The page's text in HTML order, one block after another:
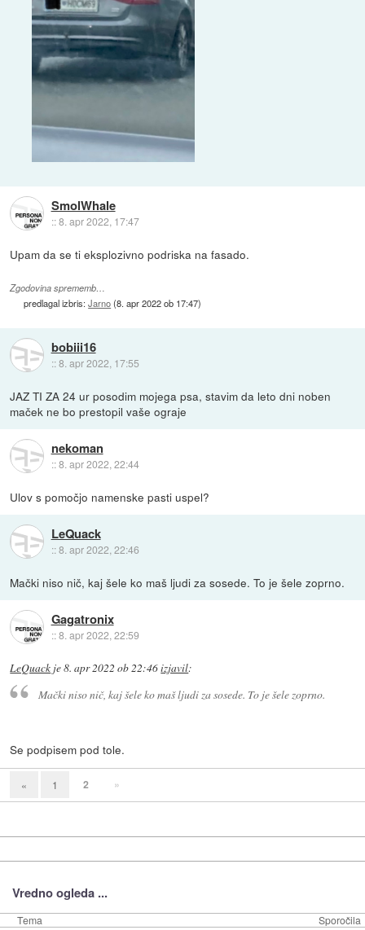
SmolWhale
::8. apr 2022, 17:47
Upam da se ti eksplozivno podriska na fasado.
Zgodovina sprememb…
predlagal izbris:Jarno(8. apr 2022 ob 17:47)
bobiii16
::8. apr 2022, 17:55
JAZ TI ZA 24 ur posodim mojega psa, stavim da leto dni noben
maček ne bo prestopil vaše ograje
nekoman
::8. apr 2022, 22:44
Ulov s pomočjo namenske pasti uspel?
LeQuack
::8. apr 2022, 22:46
Mački niso nič, kaj šele ko maš ljudi za sosede. To je šele zoprno.
Gagatronix
::8. apr 2022, 22:59
LeQuack je8. apr 2022 ob 22:46izjavil:
Mački niso nič, kaj šele ko maš ljudi za sosede. To je šele zoprno.
Se podpisem pod tole.
« 1 2 »
Vredno ogleda ...
Tema Sporočila